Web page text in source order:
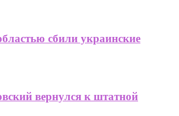
сбили украинские
вернулся к штатной